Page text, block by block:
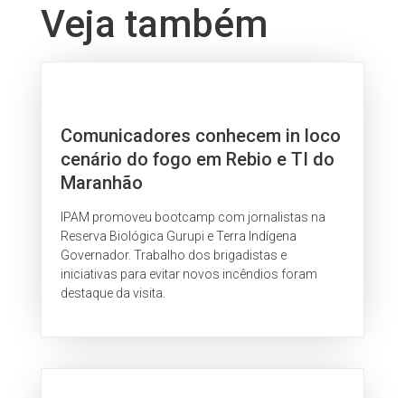
Veja também
Comunicadores conhecem in loco
cenário do fogo em Rebio e TI do
Maranhão
IPAM promoveu bootcamp com jornalistas na
Reserva Biológica Gurupi e Terra Indígena
Governador. Trabalho dos brigadistas e
iniciativas para evitar novos incêndios foram
destaque da visita.